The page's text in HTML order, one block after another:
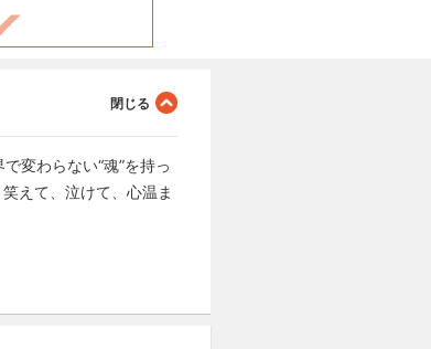
変わらない“魂”を持っ
えて、泣けて、心温ま